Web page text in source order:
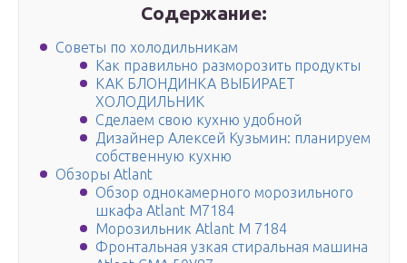
Содержание:
Советы по холодильникам
Как правильно разморозить продукты
КАК БЛОНДИНКА ВЫБИРАЕТ
ХОЛОДИЛЬНИК
Сделаем свою кухню удобной
Дизайнер Алексей Кузьмин: планируем
собственную кухню
Обзоры Atlant
Обзор однокамерного морозильного
шкафа Atlant M7184
Морозильник Atlant M 7184
Фронтальная узкая стиральная машина